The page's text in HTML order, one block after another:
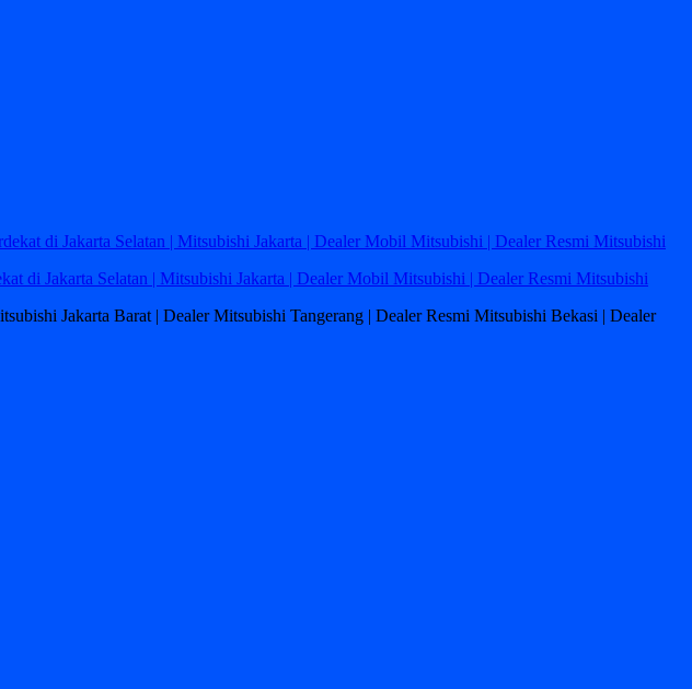
di Jakarta Selatan | Mitsubishi Jakarta | Dealer Mobil Mitsubishi | Dealer Resmi Mitsubishi
Jakarta Barat | Dealer Mitsubishi Tangerang | Dealer Resmi Mitsubishi Bekasi | Dealer